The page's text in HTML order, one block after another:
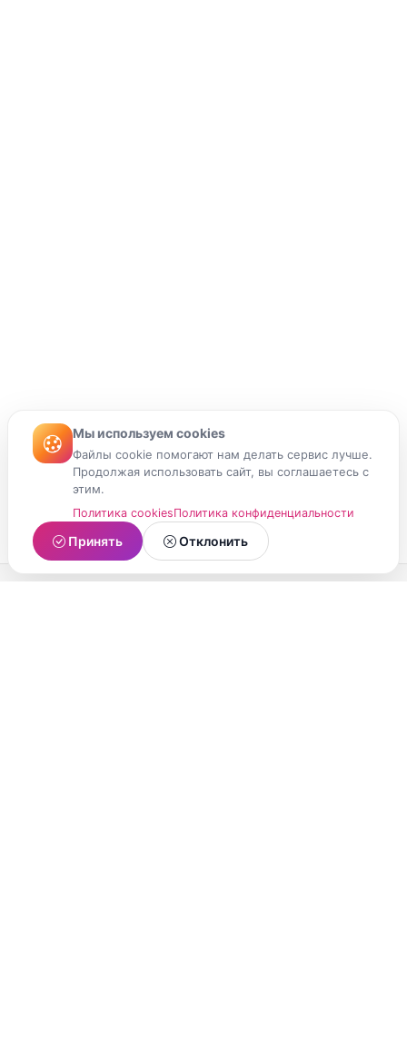
Мы используем cookies
Файлы cookie помогают нам делать сервис лучше.
Продолжая использовать сайт, вы соглашаетесь с
этим.
Политика cookiesПолитика конфиденциальности
Принять Отклонить